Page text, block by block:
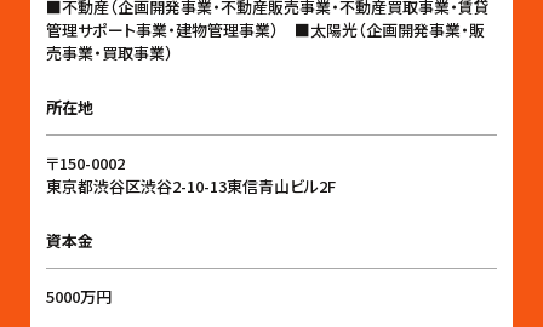
■不動産（企画開発事業・不動産販売事業・不動産買取事業・賃貸
管理サポート事業・建物管理事業） ■太陽光（企画開発事業・販
売事業・買取事業）
所在地
〒150-0002
東京都渋谷区渋谷2-10-13東信青山ビル2F
資本金
5000万円